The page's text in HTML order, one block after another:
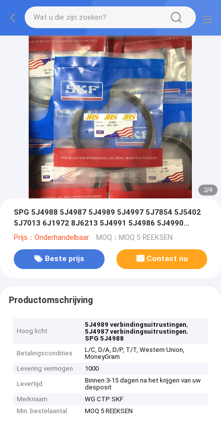
2/4
SPG 5J4988 5J4987 5J4989 5J4997 5J7854 5J5402
5J7013 6J1972 8J6213 5J4991 5J4986 5J4990
5J4992 lader
Prijs：Onderhandelbaar MOQ：MOQ 5 REEKSEN
Beste prijs Contact nu
Productomschrijving
Hoog licht
5J4989 verbindingsuitrustingen,
5J4987 verbindingsuitrustingen,
SPG 5J4988
Betalingscondities
L/C, D/A, D/P, T/T, Western Union,
MoneyGram
Levering vermogen
1000
Levertijd
Binnen 3-15 dagen na het krijgen van uw
desposit
Merknaam
WG CTP SKF
Min. bestelaantal
MOQ 5 REEKSEN